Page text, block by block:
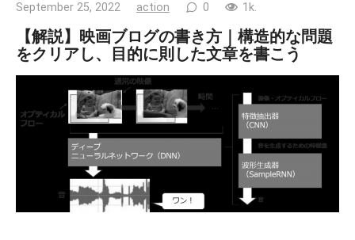
September 25, 2022 action 0 1k.
【解説】映画ブログの書き方｜構造的な問題
をクリアし、目的に則した文章を書こう